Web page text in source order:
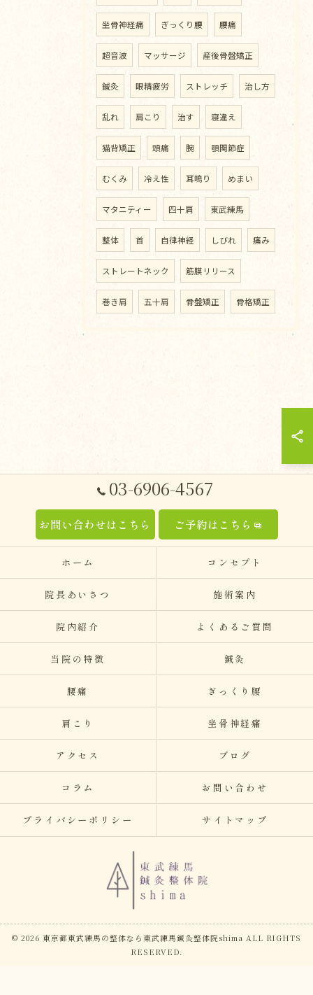
坐骨神経痛 ぎっくり腰 腰痛
超音波 マッサージ 産後骨盤矯正
鍼灸 眼精疲労 ストレッチ 治し方
乱れ 肩こり 治す 寝違え
猫背矯正 頭痛 腕 顎関節症
むくみ 冷え性 耳鳴り めまい
マタニティー 四十肩 東武練馬
整体 首 自律神経 しびれ 痛み
ストレートネック 筋膜リリース
巻き肩 五十肩 骨盤矯正 骨格矯正
03-6906-4567
お問い合わせはこちら ご予約はこちら
ホーム コンセプト
院長あいさつ 施術案内
院内紹介 よくあるご質問
当院の特徴 鍼灸
腰痛 ぎっくり腰
肩こり 坐骨神経痛
アクセス ブログ
コラム お問い合わせ
プライバシーポリシー サイトマップ
© 2026 東京都東武練馬の整体なら東武練馬鍼灸整体院shima ALL RIGHTS
RESERVED.